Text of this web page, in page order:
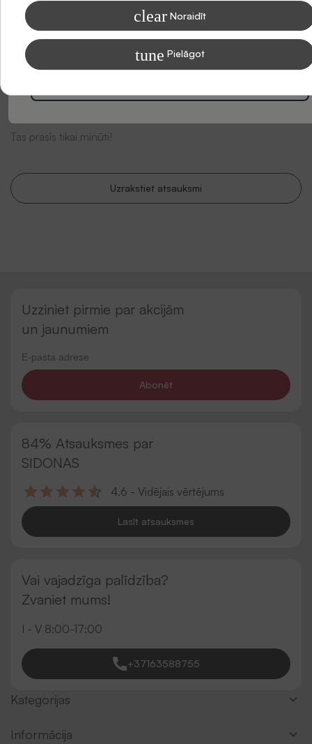
Esiet pirmais, kas sniedz atsauksmi par šo produktu. Jūsu
pieņemt lēmumu.
Tas prasīs tikai minūti!
Uzrakstiet atsauksmi
Uzziniet pirmie par akcijām
un jaunumiem
Abonēt
84% Atsauksmes par
SIDONAS
4.6 - Vidējais vērtējums
Lasīt atsauksmes
Vai vajadzīga palīdzība?
Zvaniet mums!
I - V 8:00-17:00
+37163588755
Kategorijas
Informācija
Informāciju par to, kā apstrādājam Jūsu datus mārketinga nolūkiem,
lasiet mūsu Privātuma politikāclear Noraidīt
tune Pielāgot